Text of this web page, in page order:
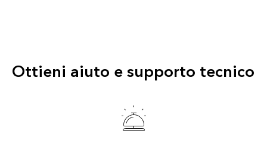
Ottieni aiuto e supporto tecnico